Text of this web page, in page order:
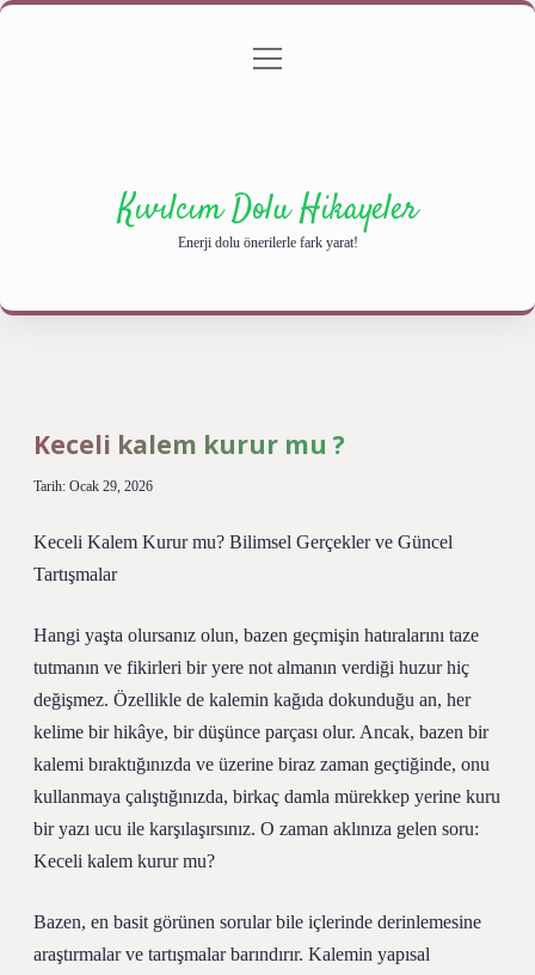
Gizlilik Politikası
menüyü
Kıvılcım Dolu Hikayeler
Enerji dolu önerilerle fark yarat!
Keceli kalem kurur mu ?
Tarih: Ocak 29, 2026
Keceli Kalem Kurur mu? Bilimsel Gerçekler ve Güncel
Tartışmalar
Hangi yaşta olursanız olun, bazen geçmişin hatıralarını taze
tutmanın ve fikirleri bir yere not almanın verdiği huzur hiç
değişmez. Özellikle de kalemin kağıda dokunduğu an, her
kelime bir hikâye, bir düşünce parçası olur. Ancak, bazen bir
kalemi bıraktığınızda ve üzerine biraz zaman geçtiğinde, onu
kullanmaya çalıştığınızda, birkaç damla mürekkep yerine kuru
bir yazı ucu ile karşılaşırsınız. O zaman aklınıza gelen soru:
Keceli kalem kurur mu?
Bazen, en basit görünen sorular bile içlerinde derinlemesine
araştırmalar ve tartışmalar barındırır. Kalemin yapısal